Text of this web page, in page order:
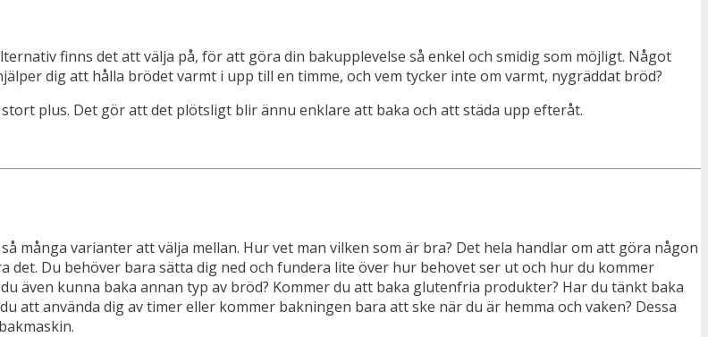
finns det att välja på, för att göra din bakupplevelse så enkel och smidig som möjligt. Något
dig att hålla brödet varmt i upp till en timme, och vem tycker inte om varmt, nygräddat bröd?
plus. Det gör att det plötsligt blir ännu enklare att baka och att städa upp efteråt.
många varianter att välja mellan. Hur vet man vilken som är bra? Det hela handlar om att göra någon
Du behöver bara sätta dig ned och fundera lite över hur behovet ser ut och hur du kommer
även kunna baka annan typ av bröd? Kommer du att baka glutenfria produkter? Har du tänkt baka
att använda dig av timer eller kommer bakningen bara att ske när du är hemma och vaken? Dessa